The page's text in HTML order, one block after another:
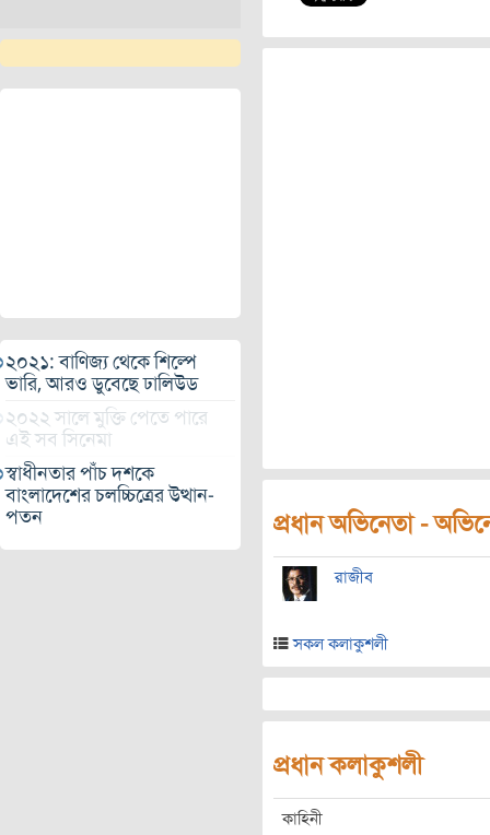
২০২১: বাণিজ্য থেকে শিল্পে
ভারি, আরও ডুবেছে ঢালিউড
২০২২ সালে মুক্তি পেতে পারে
এই সব সিনেমা
স্বাধীনতার পাঁচ দশকে
বাংলাদেশের চলচ্চিত্রের উত্থান-
পতন
প্রধান অভিনেতা -
রাজীব
সকল কলাকুশলী
প্রধান কলাকুশলী
কাহিনী